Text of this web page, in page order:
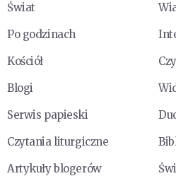
Świat
Po godzinach
Kościół
Blogi
Serwis papieski
Czytania liturgiczne
Artykuły blogerów